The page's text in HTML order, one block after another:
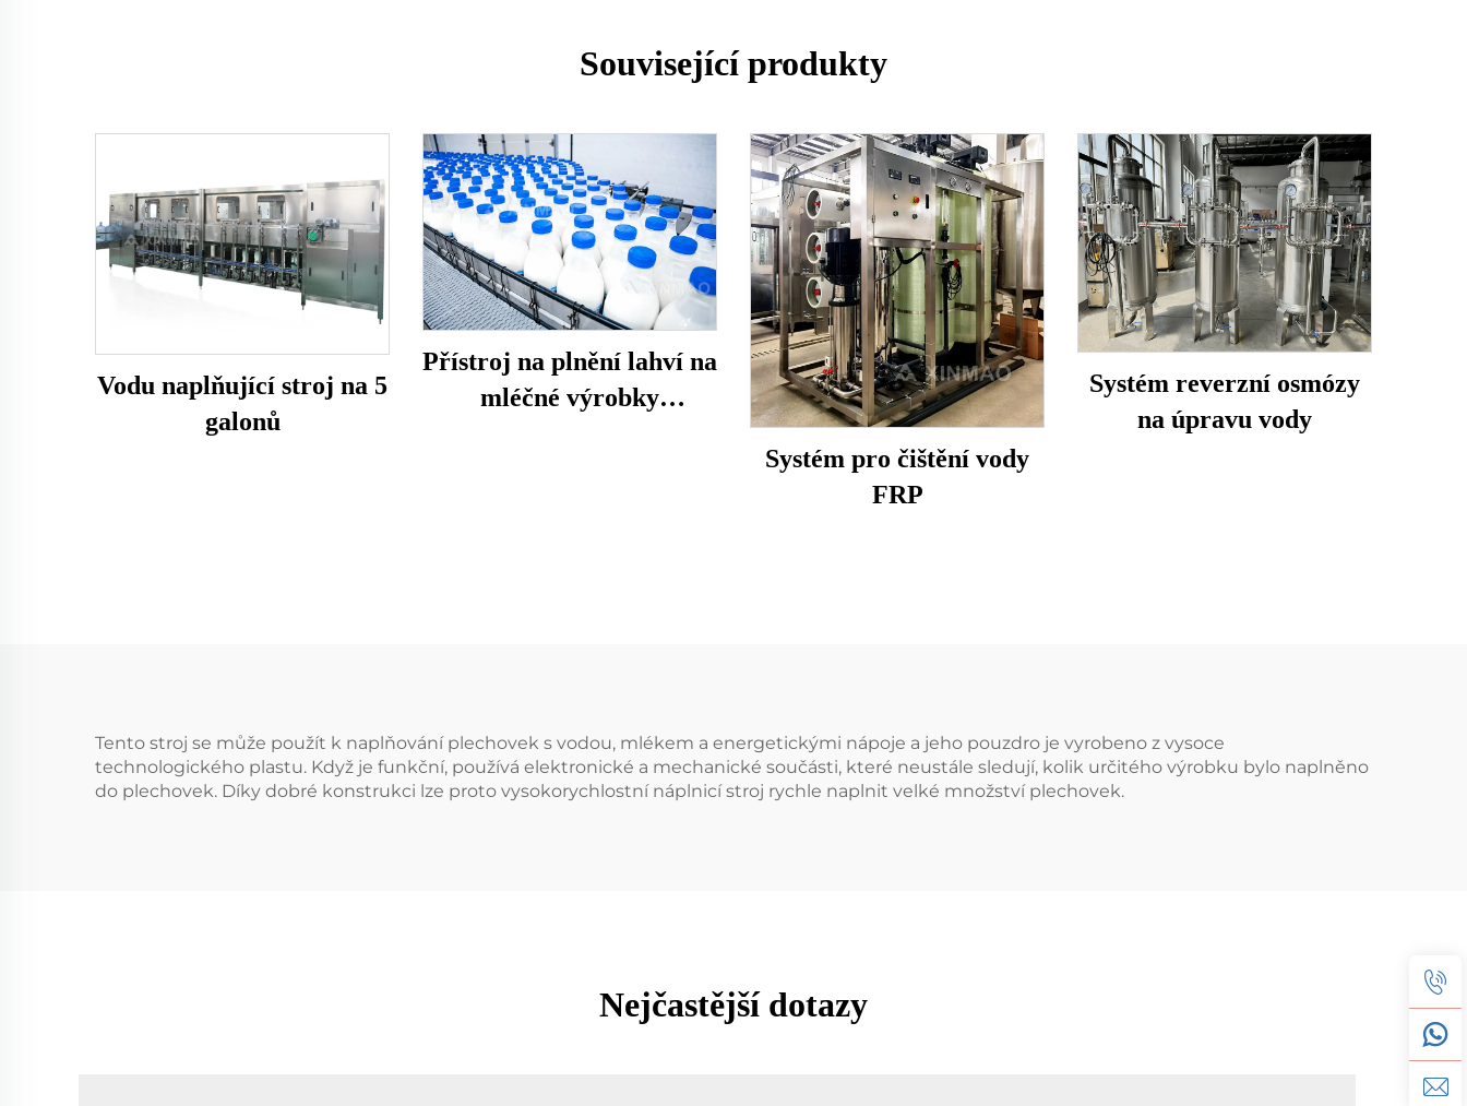
Související produkty
Vodu naplňující stroj na 5
galonů
Přístroj na plnění lahví na
mléčné výrobky
Systém pro čištění vody
FRP
Systém reverzní osmózy
na úpravu vody
Tento stroj se může použít k naplňování plechovek s vodou, mlékem a energetickými nápoje a jeho pouzdro je vyrobeno z vysoce
technologického plastu. Když je funkční, používá elektronické a mechanické součásti, které neustále sledují, kolik určitého výrobku bylo naplněno
do plechovek. Díky dobré konstrukci lze proto vysokorychlostní náplnicí stroj rychle naplnit velké množství plechovek.
Nejčastější dotazy